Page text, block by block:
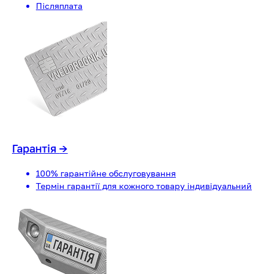
Післяплата
Гарантія→
100% гарантійне обслуговування
Термін гарантії для кожного товару індивідуальний